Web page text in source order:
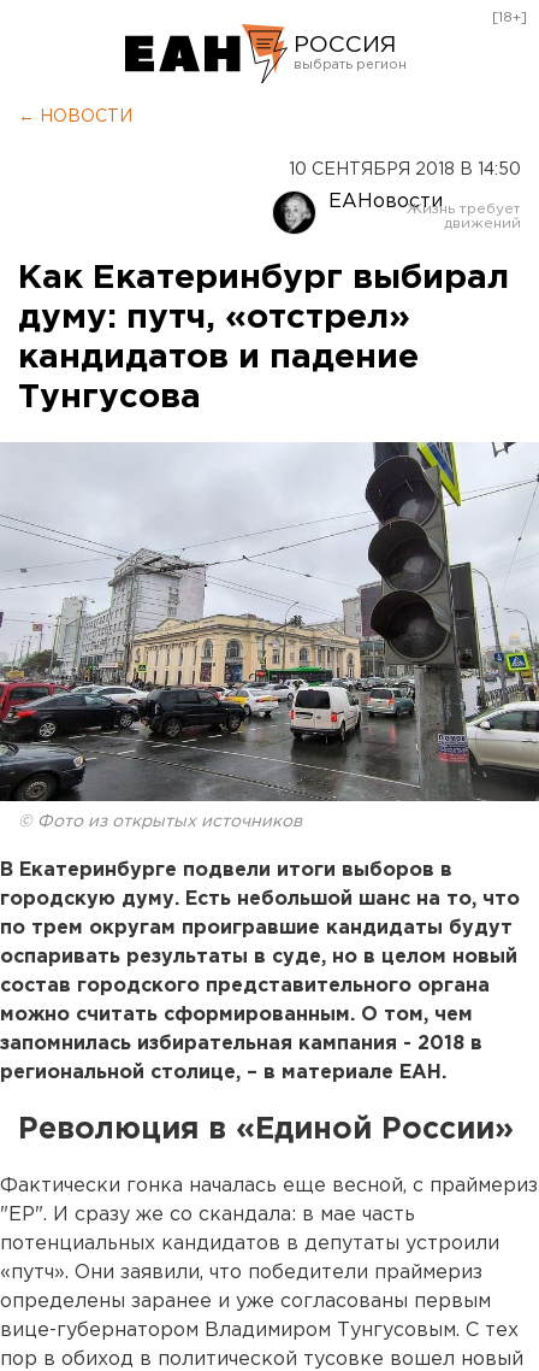
РОССИЯ
Оренбург
[18+]
← НОВОСТИ
10 СЕНТЯБРЯ 2018 В 14:50
ЕАНовости
Как Екатеринбург выбирал
думу: путч, «отстрел»
кандидатов и падение
Тунгусова
© Фото из открытых источников
В Екатеринбурге подвели итоги выборов в
городскую думу. Есть небольшой шанс на то, что
по трем округам проигравшие кандидаты будут
оспаривать результаты в суде, но в целом новый
состав городского представительного органа
можно считать сформированным. О том, чем
запомнилась избирательная кампания - 2018 в
региональной столице, – в материале ЕАН.
Революция в «Единой России»
Фактически гонка началась еще весной, с праймериз
"ЕР". И сразу же со скандала: в мае часть
потенциальных кандидатов в депутаты устроили
«путч». Они заявили, что победители праймериз
определены заранее и уже согласованы первым
вице-губернатором Владимиром Тунгусовым. С тех
пор в обиход в политической тусовке вошел новый